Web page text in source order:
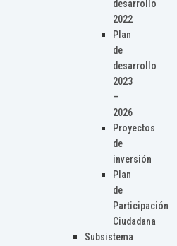
desarrollo
2022
Plan
de
desarrollo
2023
–
2026
Proyectos
de
inversión
Plan
de
Participación
Ciudadana
Subsistema